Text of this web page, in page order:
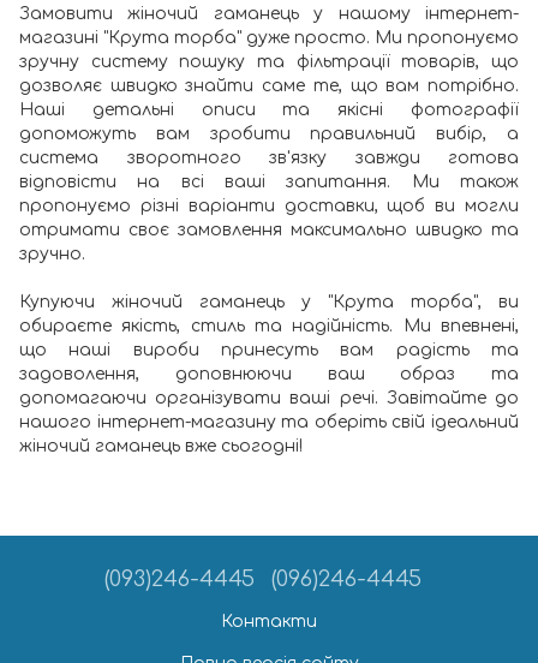
Замовити жіночий гаманець у нашому інтернет-
магазині "Крута торба" дуже просто. Ми пропонуємо
зручну систему пошуку та фільтрації товарів, що
дозволяє швидко знайти саме те, що вам потрібно.
Наші детальні описи та якісні фотографії
допоможуть вам зробити правильний вибір, а
система зворотного зв'язку завжди готова
відповісти на всі ваші запитання. Ми також
пропонуємо різні варіанти доставки, щоб ви могли
отримати своє замовлення максимально швидко та
зручно.
Купуючи жіночий гаманець у "Крута торба", ви
обираєте якість, стиль та надійність. Ми впевнені,
що наші вироби принесуть вам радість та
задоволення, доповнюючи ваш образ та
допомагаючи організувати ваші речі. Завітайте до
нашого інтернет-магазину та оберіть свій ідеальний
жіночий гаманець вже сьогодні!
(093)246-4445 (096)246-4445
Контакти